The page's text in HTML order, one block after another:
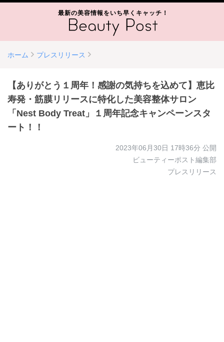
最新の美容情報をいち早くキャッチ！
ホーム プレスリリース
【ありがとう１周年！感謝の気持ちを込めて】恵比
寿発・筋膜リリースに特化した美容整体サロン
「Nest Body Treat」１周年記念キャンペーンスタ
ート！！
2023年06月30日 17時36分 公開
ビューティーポスト編集部
プレスリリース